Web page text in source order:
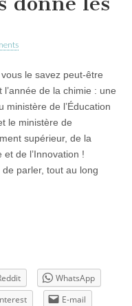
le savez peut-être
l’année de la chimie : une
ministère de l’Éducation
le ministère de
supérieur, de la
et de l’Innovation !
de parler, tout au long
WhatsApp
E-mail